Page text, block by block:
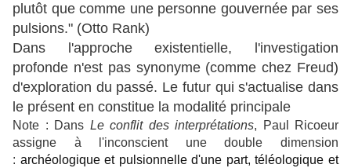
plutôt que comme une personne gouvernée par ses
pulsions." (Otto Rank)
Dans l'approche existentielle, l'investigation
profonde n'est pas synonyme (comme chez Freud)
d'exploration du passé. Le futur qui s'actualise dans
le présent en constitue la modalité principale
Note : Dans Le conflit des interprétations, Paul Ricoeur
assigne à l'inconscient une double dimension
: archéologique et pulsionnelle d'une part, téléologique et